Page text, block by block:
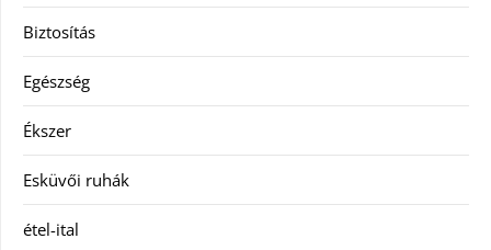
Biztosítás
Egészség
Ékszer
Esküvői ruhák
étel-ital